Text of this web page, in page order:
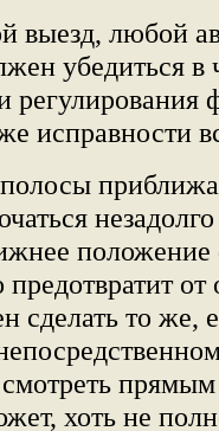
выезд, любой
убедиться в
регулирования
исправности
от
сделать то же,
хоть не